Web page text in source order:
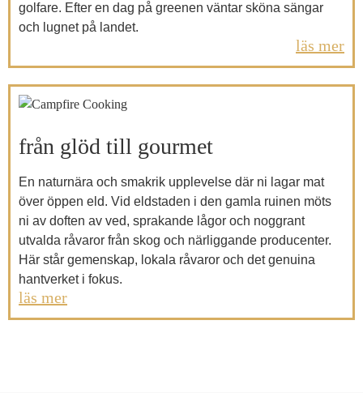
golfare. Efter en dag på greenen väntar sköna sängar
och lugnet på landet.
läs mer
från glöd till gourmet
En naturnära och smakrik upplevelse där ni lagar mat
över öppen eld. Vid eldstaden i den gamla ruinen möts
ni av doften av ved, sprakande lågor och noggrant
utvalda råvaror från skog och närliggande producenter.
Här står gemenskap, lokala råvaror och det genuina
hantverket i fokus.
läs mer